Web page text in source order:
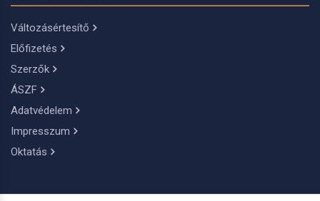
Változásértesítő
Előfizetés
Szerzők
ÁSZF
Adatvédelem
Impresszum
Oktatás